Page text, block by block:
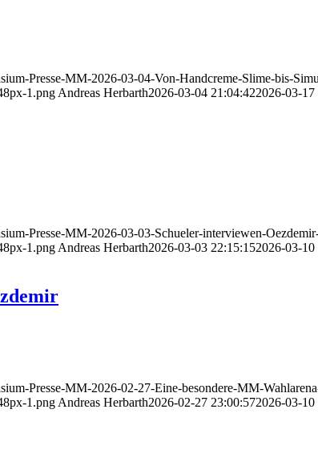
Presse-MM-2026-03-04-Von-Handcreme-Slime-bis-
1.png Andreas Herbarth2026-03-04 21:04:422026-03-17
Presse-MM-2026-03-03-Schueler-interviewen-
1.png Andreas Herbarth2026-03-03 22:15:152026-03-10
Presse-MM-2026-02-27-Eine-besondere-MM-
1.png Andreas Herbarth2026-02-27 23:00:572026-03-